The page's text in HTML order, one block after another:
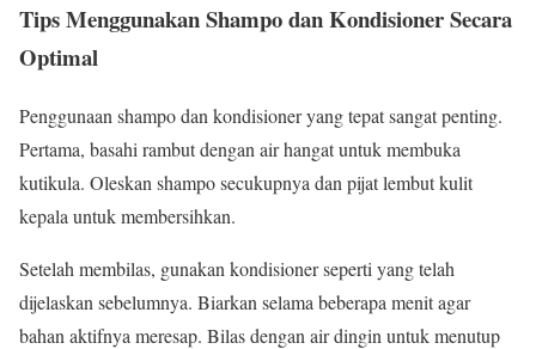
Tips Menggunakan Shampo dan Kondisioner Secara
Optimal
Penggunaan shampo dan kondisioner yang tepat sangat penting.
Pertama, basahi rambut dengan air hangat untuk membuka
kutikula. Oleskan shampo secukupnya dan pijat lembut kulit
kepala untuk membersihkan.
Setelah membilas, gunakan kondisioner seperti yang telah
dijelaskan sebelumnya. Biarkan selama beberapa menit agar
bahan aktifnya meresap. Bilas dengan air dingin untuk menutup